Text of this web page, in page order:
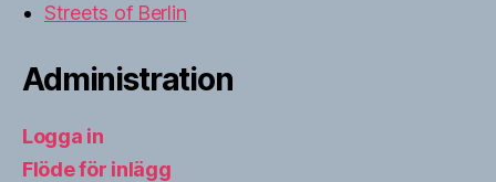
Streets of Berlin
Administration
Logga in
Flöde för inlägg